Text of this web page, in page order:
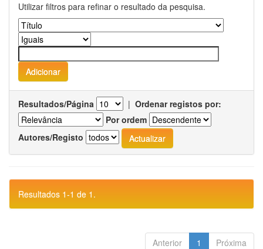
Utilizar filtros para refinar o resultado da pesquisa.
Resultados/Página | Ordenar registos por:
Por ordem
Autores/Registo
Resultados 1-1 de 1.
Anterior 1 Próxima